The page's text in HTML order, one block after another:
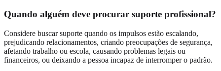
Quando alguém deve procurar suporte profissional?
Considere buscar suporte quando os impulsos estão escalando,
prejudicando relacionamentos, criando preocupações de segurança,
afetando trabalho ou escola, causando problemas legais ou
financeiros, ou deixando a pessoa incapaz de interromper o padrão.